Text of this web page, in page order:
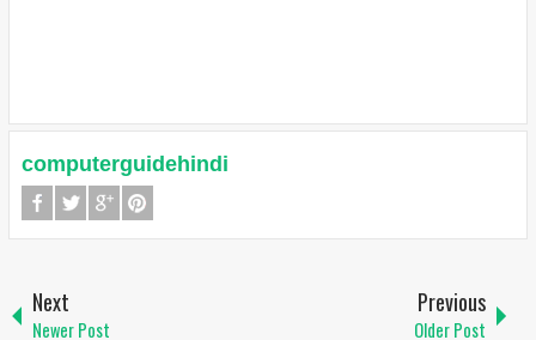
computerguidehindi
Next
Newer Post
Previous
Older Post